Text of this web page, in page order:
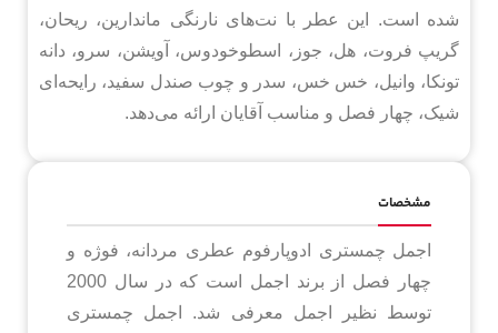
شده است. این عطر با نت‌های نارنگی ماندارین، ریحان،
گریپ فروت، هل، جوز، اسطوخودوس، آویشن، سرو، دانه
تونکا، وانیل، خس خس، سدر و چوب صندل سفید، رایحه‌ای
شیک، چهار فصل و مناسب آقایان ارائه می‌دهد.
مشخصات
اجمل چمستری ادوپارفوم عطری مردانه، فوژه و
چهار فصل از برند اجمل است که در سال 2000
توسط نظیر اجمل معرفی شد. اجمل چمستری